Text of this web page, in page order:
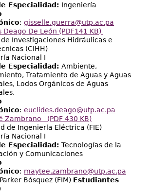
Especialidad: Ingeniería
: gisselle.guerra@utp.ac.pa
Deago De León (PDF141 KB)
Investigaciones Hidráulicas e
(CIHH)
Nacional I
Especialidad: Ambiente,
Tratamiento de Aguas y Aguas
Lodos Orgánicos de Aguas
: euclides.deago@utp.ac.pa
Zambrano (PDF 430 KB)
de Ingeniería Eléctrica (FIE)
Nacional I
Especialidad: Tecnologías de la
y Comunicaciones
: maytee.zambrano@utp.ac.pa
Bósquez (FIM) Estudiantes